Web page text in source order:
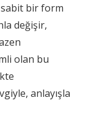
bir form
değişir,
olan bu
anlayışla